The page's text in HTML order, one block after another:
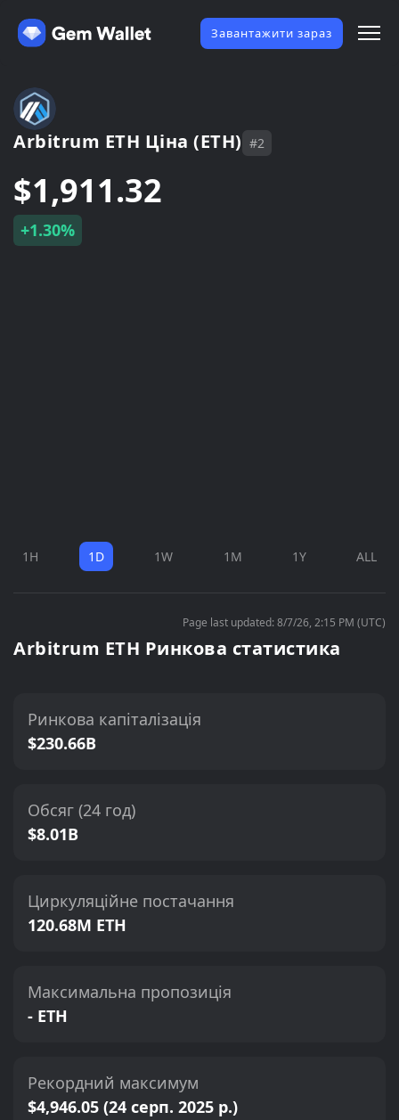
Завантажити зараз
Arbitrum ETH Ціна (ETH) #2
$1,911.32
+1.30%
1H 1D 1W 1M 1Y ALL
Page last updated: 8/7/26, 2:15 PM (UTC)
Arbitrum ETH Ринкова статистика
Ринкова капіталізація
$230.66B
Обсяг (24 год)
$8.01B
Циркуляційне постачання
120.68M ETH
Максимальна пропозиція
- ETH
Рекордний максимум
$4,946.05 (24 серп. 2025 р.)